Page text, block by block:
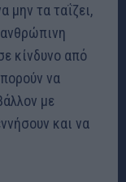
μην τα ταΐζει,
κίνδυνο από
να
με
και να